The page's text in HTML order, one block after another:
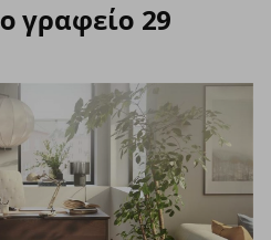
γραφείο 29